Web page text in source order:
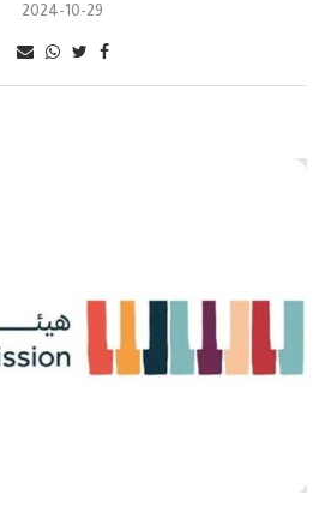
2024-10-29